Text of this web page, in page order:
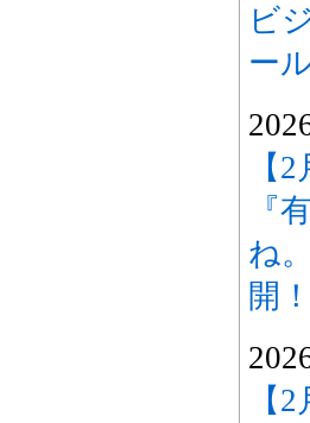
ビ
ー
【
『
ね
開！
【